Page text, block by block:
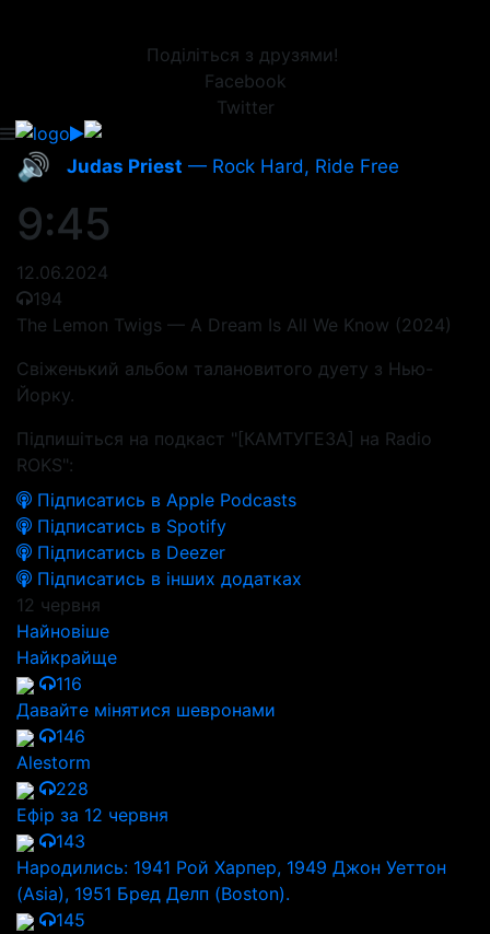
Поділіться з друзями!
Facebook
Twitter
🔊 Judas Priest — Rock Hard, Ride Free
9:45
12.06.2024
194
The Lemon Twigs — A Dream Is All We Know (2024)
Свіженький альбом талановитого дуету з Нью-
Йорку.
Підпишіться на подкаст "[КАМТУГЕЗА] на Radio
ROKS":
Підписатись в Apple Podcasts
Підписатись в Spotify
Підписатись в Deezer
Підписатись в інших додатках
12 червня
Найновіше
Найкрайще
116
Давайте мінятися шевронами
146
Alestorm
228
Ефір за 12 червня
143
Народились: 1941 Рой Харпер, 1949 Джон Уеттон
(Asia), 1951 Бред Делп (Boston).
145